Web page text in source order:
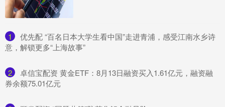
1
​优先配 “百名日本大学生看中国”走进青浦，感受江南水乡诗
意，解锁更多“上海故事”
2
​卓信宝配资 黄金ETF：8月13日融资买入1.61亿元，融资融
券余额75.01亿元